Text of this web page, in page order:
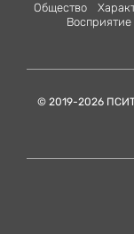
Общество
Восприятие
© 2019-2026